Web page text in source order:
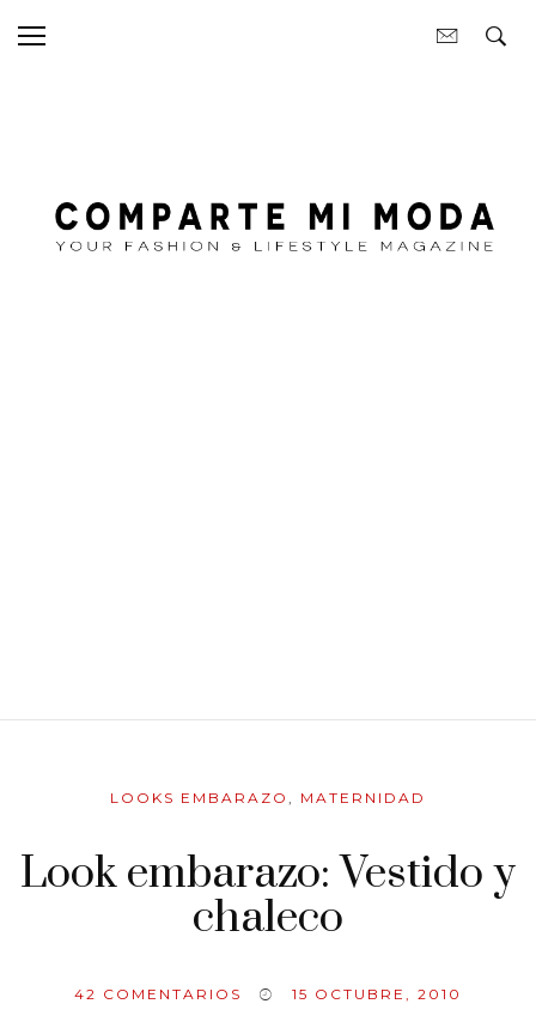
LOOKS EMBARAZO , MATERNIDAD
Look embarazo: Vestido y
chaleco
42 COMENTARIOS 15 OCTUBRE, 2010